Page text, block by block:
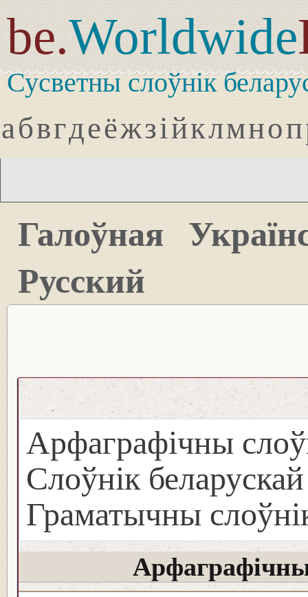
be.Worldwide
Сусветны слоўнік
абвгдеёжзійклмноп
Галоўная
Русский
Арфаграфічны
Слоўнік
Граматычны